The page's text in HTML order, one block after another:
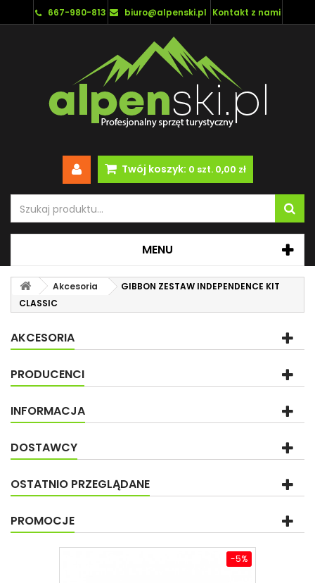
667-980-813 biuro@alpenski.pl Kontakt z nami
Twój koszyk: 0 szt. 0,00 zł
MENU
Akcesoria
GIBBON ZESTAW INDEPENDENCE KIT
CLASSIC
AKCESORIA
PRODUCENCI
INFORMACJA
DOSTAWCY
OSTATNIO PRZEGLĄDANE
PROMOCJE
-5%